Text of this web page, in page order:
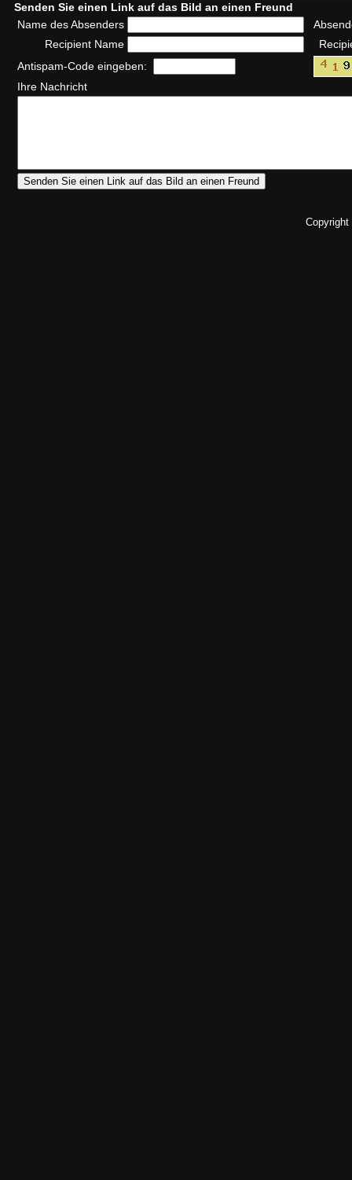
Senden Sie einen Link auf das Bild an einen Freund
Name des Absenders
Recipient Name
Antispam-Code eingeben:
Ihre Nachricht